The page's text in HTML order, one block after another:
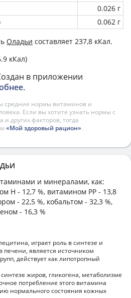
0.026 г
0.062 г
Оладьи составляет 237,8 кКал.
кКал)
в приложении
.
средние нормы витаминов и
Если вы хотите узнать нормы с
и других факторов, тогда
«Мой здоровый рацион».
и минералами, как:
H - 12,7 %, витамином PP - 13,8
- 22,5 %, кобальтом - 32,3 %,
- 16,3 %
играет роль в синтезе и
является источником
действует как липотропный
синтезе жиров, гликогена, метаболизме
потребление этого витамина
нормального состояния кожных